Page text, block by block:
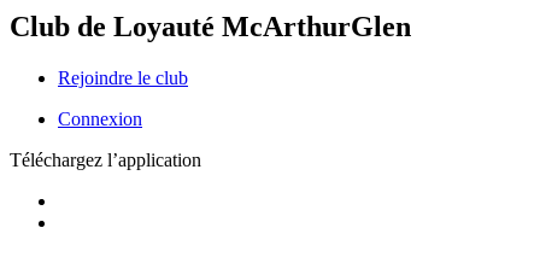
Club de Loyauté McArthurGlen
Rejoindre le club
Connexion
Téléchargez l’application